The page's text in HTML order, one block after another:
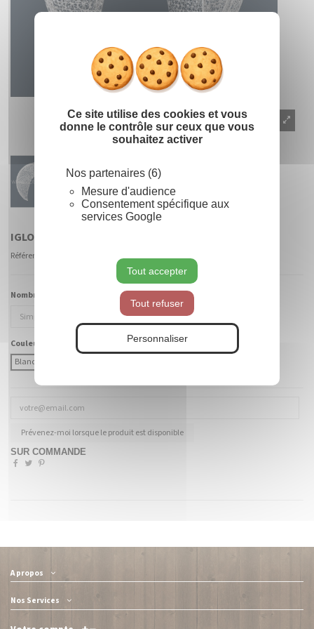
Ce site utilise des cookies et vous
donne le contrôle sur ceux que vous
souhaitez activer
Nos partenaires (6)
Mesure d'audience
Consentement spécifique aux
services Google
Tout accepter
Tout refuser
Personnaliser
IGLOO 3D
Référence
Nombre d'entrée :
Couleur Fibre :
Blanc
Prévenez-moi lorsque le produit est disponible
SUR COMMANDE
A propos
Nos Services